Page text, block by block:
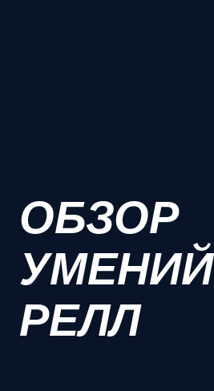
ОБЗОР
УМЕНИЙ
РЕЛЛ